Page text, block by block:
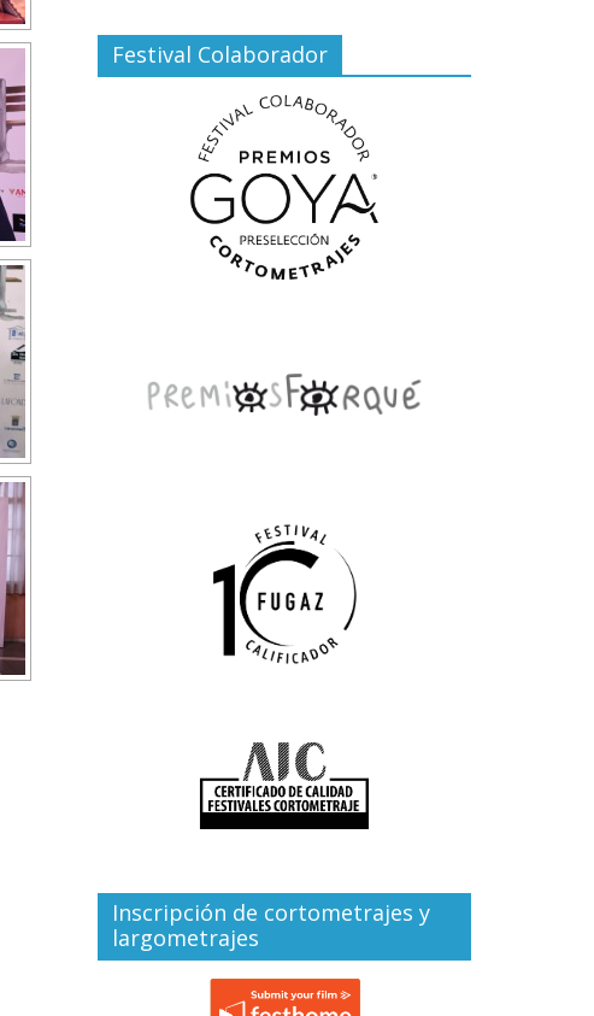
Festival Colaborador
Inscripción de cortometrajes y
largometrajes